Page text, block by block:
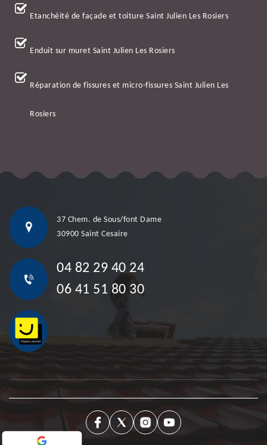
Etanchéité de façade et toiture Saint Julien Les Rosiers
Enduit sur muret Saint Julien Les Rosiers
Réparation de fissures et micro-fissures Saint Julien Les
Rosiers
37 Chem. de Sous/font Dame
30900 Saint Cesaire
04 82 29 40 24
06 41 51 80 30